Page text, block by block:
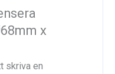
x
skriva en